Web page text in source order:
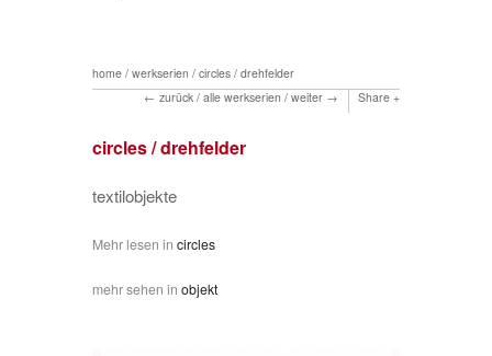
home / werkserien / circles / drehfelder
zurück / alle werkserien / weiter Share
circles / drehfelder
textilobjekte
Mehr lesen in circles
mehr sehen in objekt